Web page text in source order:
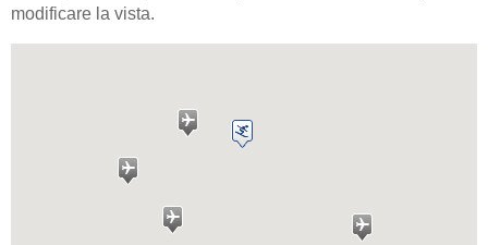
modificare la vista.